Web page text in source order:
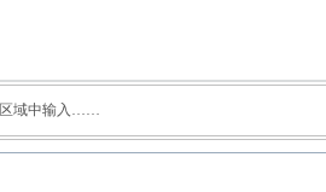
域中输入……